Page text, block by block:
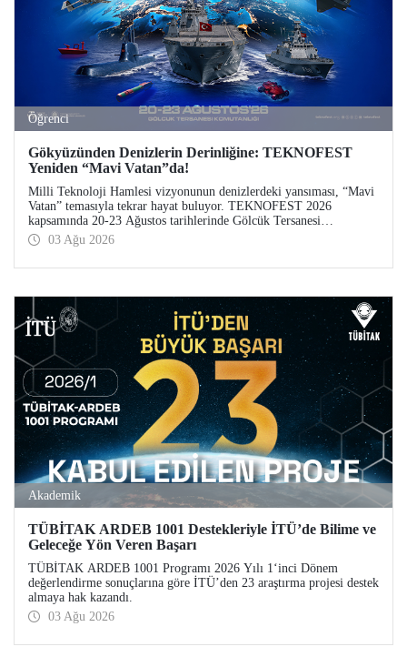
Öğrenci
Gökyüzünden Denizlerin Derinliğine: TEKNOFEST
Yeniden “Mavi Vatan”da!
Milli Teknoloji Hamlesi vizyonunun denizlerdeki yansıması, “Mavi
Vatan” temasıyla tekrar hayat buluyor. TEKNOFEST 2026
kapsamında 20-23 Ağustos tarihlerinde Gölcük Tersanesi
Komutanlığı’nda düzenlenecek TEKNOFEST Mavi Vatan,
denizcilik ve su altı teknolojilerinin ön plana çıkacağı özel bir
03 Ağu 2026
Akademik
TÜBİTAK ARDEB 1001 Destekleriyle İTÜ’de Bilime ve
Geleceğe Yön Veren Başarı
TÜBİTAK ARDEB 1001 Programı 2026 Yılı 1‘inci Dönem
değerlendirme sonuçlarına göre İTÜ’den 23 araştırma projesi destek
almaya hak kazandı.
03 Ağu 2026